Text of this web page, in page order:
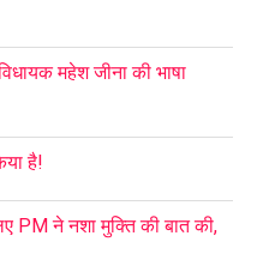
महेश जीना की भाषा
है!
ने नशा मुक्ति की बात की,